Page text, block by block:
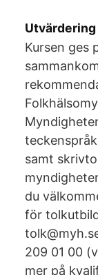
Kursen ges
samt
du
för
209 01 00
mer på